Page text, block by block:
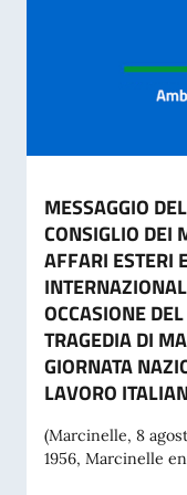
MESSAGGIO
CONSIGLIO DEI
AFFARI ESTERI
OCCASIONE
TRAGEDIA DI
GIORNATA
LAVORO
(Marcinelle, 8
1956, Marcinelle